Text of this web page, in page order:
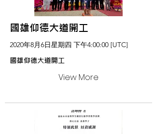
國雄仰德大道開工
2020年8月6日星期四 下午4:00:00 [UTC]
國雄仰德大道開工
View More